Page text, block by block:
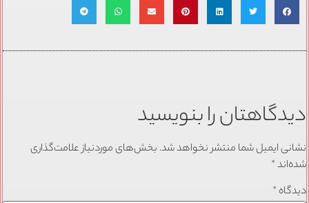
دیدگاهتان را بنویسید
نشانی ایمیل شما منتشر نخواهد شد. بخش‌های موردنیاز علامت‌گذاری
شده‌اند*
دیدگاه *